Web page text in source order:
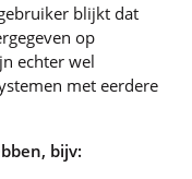
blijkt dat
op
echter wel
met eerdere
bijv: